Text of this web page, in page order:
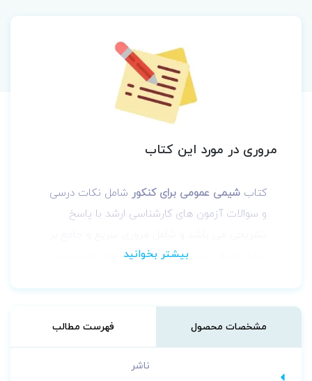
مروری در مورد این کتاب
کتاب شیمی عمومی برای کنکور شامل نکات درسی
و سوالات آزمون های کارشناسی ارشد با پاسخ
منابع معرفی شده به همراه آزمون های کارشناسی
بیوتکنولوژی، سم شناسی، حشره شناسی، بهداشت
حرفه ای، زیست شناسی، نانوتکنولوژی قابل
مشخصات محصول فهرست مطالب
ناشر